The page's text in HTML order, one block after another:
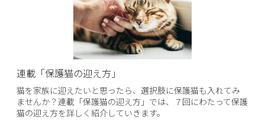
連載「保護猫の迎え方」
猫を家族に迎えたいと思ったら、選択肢に保護猫も入れてみ
ませんか？連載「保護猫の迎え方」では、７回にわたって保護
猫の迎え方を詳しく紹介していきます。